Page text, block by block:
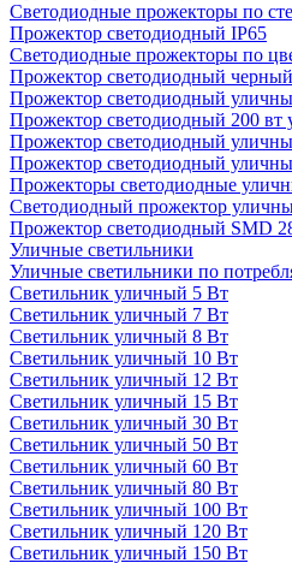
Светодиодные прожекторы по
Прожектор светодиодный IP65
Светодиодные прожекторы по
Прожектор светодиодный черный
Прожектор светодиодный
Прожектор светодиодный 200 вт
Прожектор светодиодный
Прожектор светодиодный
Прожекторы светодиодные
Светодиодный прожектор
Прожектор светодиодный SMD
Уличные светильники
Уличные светильники по
Светильник уличный 5 Вт
Светильник уличный 7 Вт
Светильник уличный 8 Вт
Светильник уличный 10 Вт
Светильник уличный 12 Вт
Светильник уличный 15 Вт
Светильник уличный 30 Вт
Светильник уличный 50 Вт
Светильник уличный 60 Вт
Светильник уличный 80 Вт
Светильник уличный 100 Вт
Светильник уличный 120 Вт
Светильник уличный 150 Вт